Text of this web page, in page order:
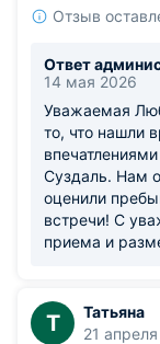
Отзыв
Ответ
14 мая 2026
Уважаемая
то, что нашли
Суздаль. Нам
оценили
встречи! С
приема и
Т
Татьяна
21